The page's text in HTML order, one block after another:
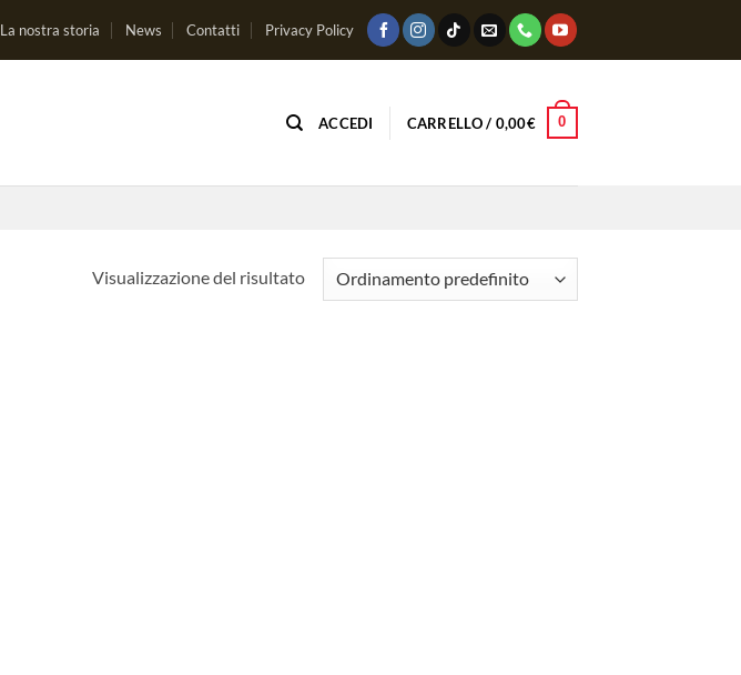
La nostra storia News Contatti Privacy Policy
ACCEDI CARRELLO / 0,00€ 0
Visualizzazione del risultato